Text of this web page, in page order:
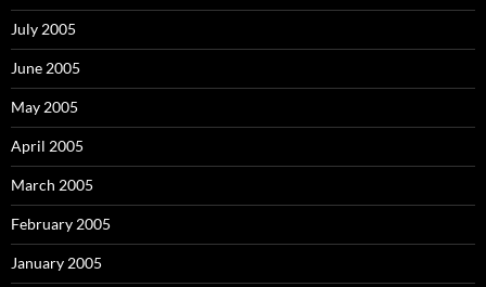
July 2005
June 2005
May 2005
April 2005
March 2005
February 2005
January 2005